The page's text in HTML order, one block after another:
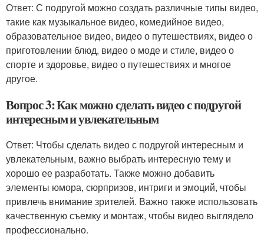
Ответ: С подругой можно создать различные типы видео,
такие как музыкальное видео, комедийное видео,
образовательное видео, видео о путешествиях, видео о
приготовлении блюд, видео о моде и стиле, видео о
спорте и здоровье, видео о путешествиях и многое
другое.
Вопрос 3: Как можно сделать видео с подругой
интересным и увлекательным
Ответ: Чтобы сделать видео с подругой интересным и
увлекательным, важно выбрать интересную тему и
хорошо ее разработать. Также можно добавить
элементы юмора, сюрпризов, интриги и эмоций, чтобы
привлечь внимание зрителей. Важно также использовать
качественную съемку и монтаж, чтобы видео выглядело
профессионально.